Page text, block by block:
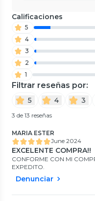
Calificaciones
5
4
3
2
1
Filtrar reseñas por:
5 4 3
3 de 13 reseñas
MARIA ESTER
June 2024
EXCELENTE COMPRA!!
CONFORME CON MI
EXPEDITO.
Denunciar